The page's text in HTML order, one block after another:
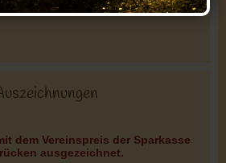
dem Vereinspreis der Sparkasse
ausgezeichnet.